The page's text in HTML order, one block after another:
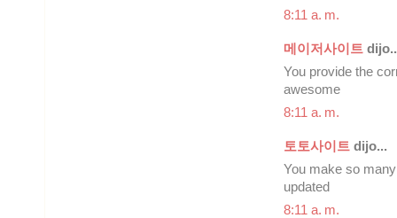
8:11 a. m.
메이저사이트
You provide the
awesome
8:11 a. m.
토토사이트 dijo...
You make so
updated
8:11 a. m.